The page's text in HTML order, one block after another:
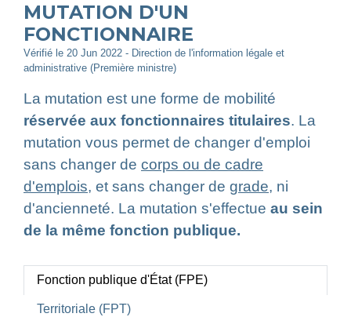
MUTATION D'UN
FONCTIONNAIRE
Vérifié le 20 Jun 2022 - Direction de l'information légale et
administrative (Première ministre)
La mutation est une forme de mobilité
réservée aux fonctionnaires titulaires. La
mutation vous permet de changer d'emploi
sans changer de corps ou de cadre
d'emplois, et sans changer de grade, ni
d'ancienneté. La mutation s'effectue au sein
de la même fonction publique.
Fonction publique d'État (FPE)
Territoriale (FPT)